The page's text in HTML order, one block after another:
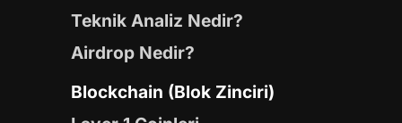
Teknik Analiz Nedir?
Airdrop Nedir?
Blockchain (Blok Zinciri)